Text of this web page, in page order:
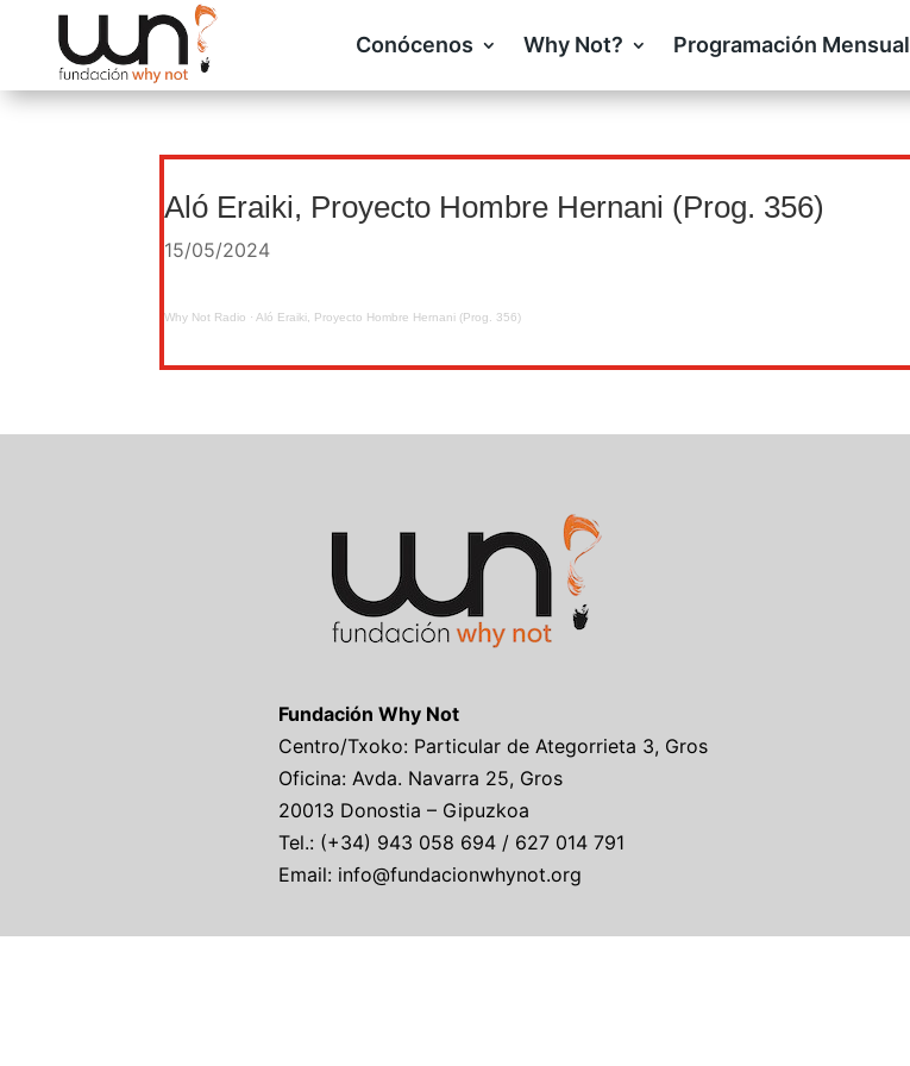
Conócenos Why Not? Programación Mensual
Aló Eraiki, Proyecto Hombre Hernani (Prog. 356)
15/05/2024
Why Not Radio · Aló Eraiki, Proyecto Hombre Hernani (Prog. 356)
Fundación Why Not
Centro/Txoko: Particular de Ategorrieta 3, Gros
Oficina: Avda. Navarra 25, Gros
20013 Donostia – Gipuzkoa
Tel.: (+34) 943 058 694 / 627 014 791
Email: info@fundacionwhynot.org